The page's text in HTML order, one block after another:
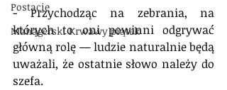
Postacie
Managerski Krwawy piątek
- Przychodząc na zebrania, na
których to oni powinni odgrywać
główną rolę — ludzie naturalnie będą
uważali, że ostatnie słowo należy do
szefa.